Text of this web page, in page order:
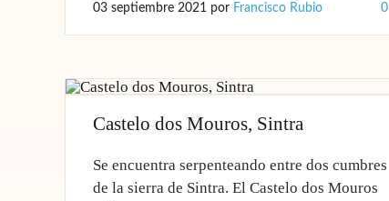
03 septiembre 2021 por Francisco Rubio 0
Castelo dos Mouros, Sintra
Se encuentra serpenteando entre dos cumbres
de la sierra de Sintra. El Castelo dos Mouros